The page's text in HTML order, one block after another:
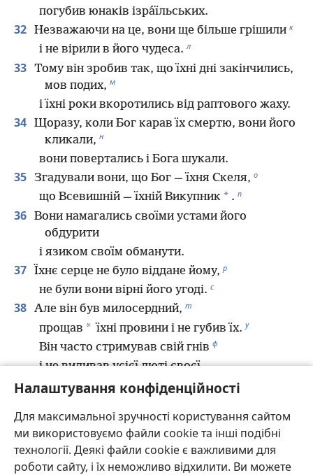
Налаштування конфіденційності
Для максимальної зручності користування сайтом
ми використовуємо файли cookie та інші подібні
технології. Деякі файли cookie є важливими для
роботи сайту, і їх неможливо відхилити. Ви можете
погубив юнаків ізра́їльських.
32 Незважаючи на це, вони ще більше грішили к
і не вірили в його чудеса. л
33 Тому він зробив так, що їхні дні закінчились,
мов подих, м
і їхні роки вкоротились від раптового жаху.
34 Щоразу, коли Бог карав їх смертю, вони його
кликали, н
вони повертались і Бога шукали.
35 Згадували вони, що Бог — їхня Скеля, о
що Всевишній — їхній Викупник * . п
36 Вони намагались своїми устами його
обдурити
і язиком своїм обманути.
37 Їхнє серце не було віддане йому, р
не були вони вірні його угоді. с
38 Але він був милосердний, т
прощав * їхні провини і не губив їх. у
Він часто стримував свій гнів ф
і не виливав усієї люті своєї.
39 Пам’ятав він, що вони лише плоть, х
40 Як же часто вони бунтувалися проти нього
в пустелі ц
та ображали його у безводному краю! ч